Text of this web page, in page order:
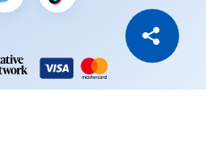
Copiază Link